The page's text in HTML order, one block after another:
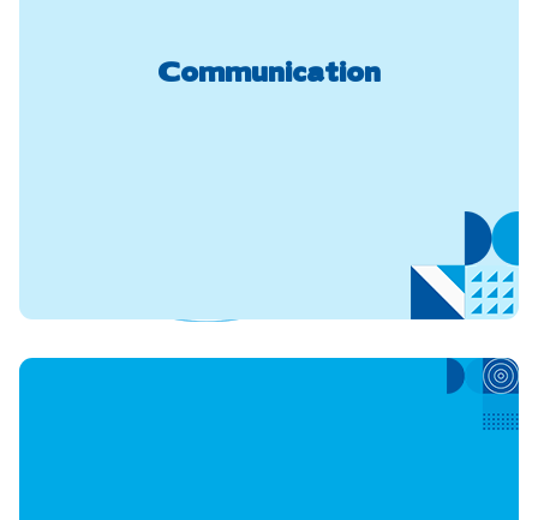
Communication